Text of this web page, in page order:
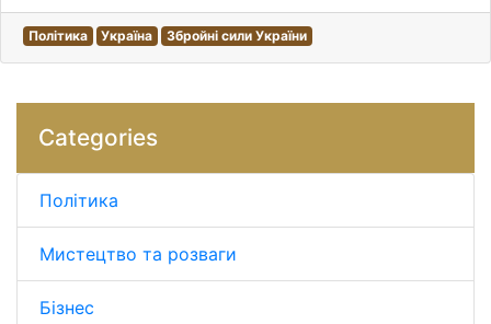
Політика Україна Збройні сили України
Categories
Політика
Мистецтво та розваги
Бізнес